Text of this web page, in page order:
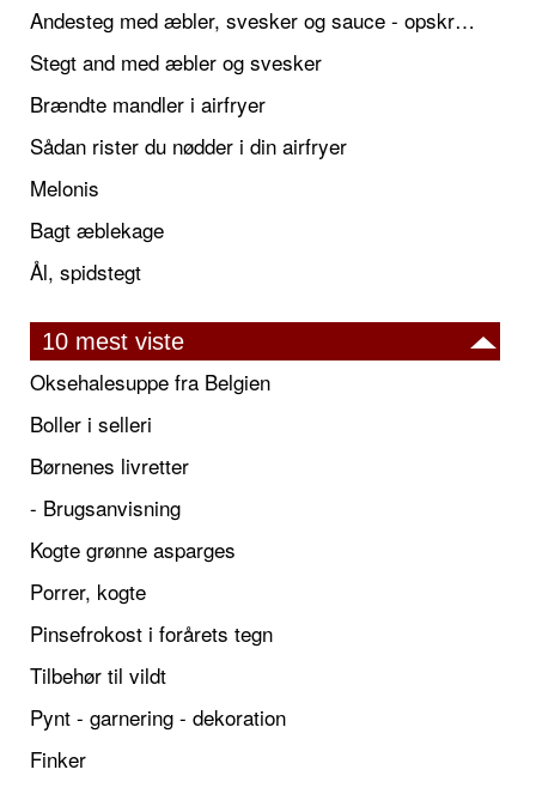
Andesteg med æbler, svesker og sauce - opskrift også til jul
Stegt and med æbler og svesker
Brændte mandler i airfryer
Sådan rister du nødder i din airfryer
Melonis
Bagt æblekage
Ål, spidstegt
10 mest viste
Oksehalesuppe fra Belgien
Boller i selleri
Børnenes livretter
- Brugsanvisning
Kogte grønne asparges
Porrer, kogte
Pinsefrokost i forårets tegn
Tilbehør til vildt
Pynt - garnering - dekoration
Finker